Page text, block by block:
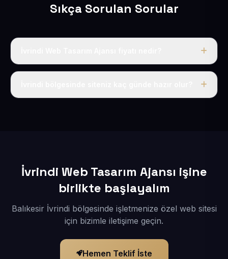
Sıkça Sorulan Sorular
Tek fiyat uygulanır: yıllık 50 USD + KDV. Bu bedele alan
İvrindi Web Tasarım Ajansı işine
birlikte başlayalım
Balıkesir İvrindi bölgesinde işletmenize özel web sitesi
için bizimle iletişime geçin.
Hemen Teklif İste